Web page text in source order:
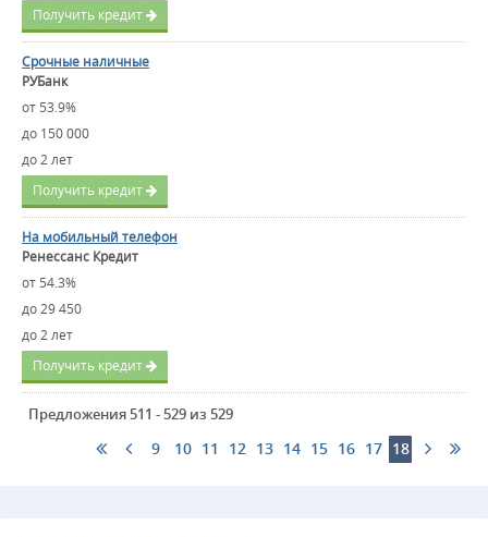
Получить кредит
Срочные наличные
РУБанк
от 53.9%
до 150 000
до 2 лет
Получить кредит
На мобильный телефон
Ренессанс Кредит
от 54.3%
до 29 450
до 2 лет
Получить кредит
Предложения 511 - 529 из 529
9 10 11 12 13 14 15 16 17 18